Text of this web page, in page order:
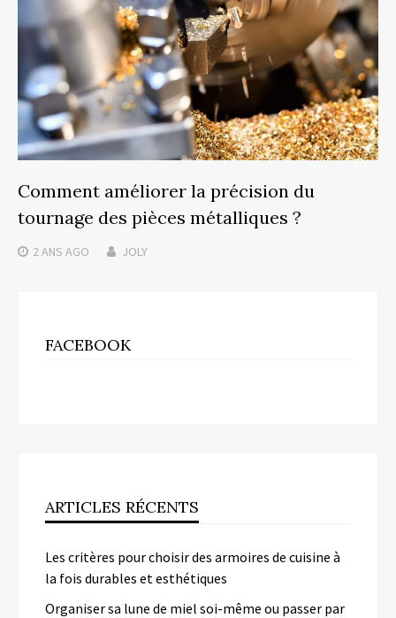
Comment améliorer la précision du
tournage des pièces métalliques ?
2 ANS AGO JOLY
FACEBOOK
ARTICLES RÉCENTS
Les critères pour choisir des armoires de cuisine à
la fois durables et esthétiques
Organiser sa lune de miel soi-même ou passer par